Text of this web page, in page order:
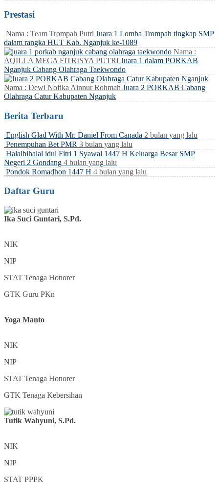
Prestasi
Nama : Team Trompah Putri Juara 1 Lomba Trompah tingkap SMP
dalam rangka HUT Kab. Nganjuk ke-1089
Nama :
AQILLA MECA FITRISYA PUTRI Juara 1 dalam PORKAB
Nganjuk Cabang Olahraga Taekwondo
Nama : Dewi Nofika Ainnur Rohmah Juara 2 PORKAB Cabang
Olahraga Catur Kabupaten Nganjuk
Berita Terbaru
English Glad With Mr. Daniel From Canada 2 bulan yang lalu
Penempuhan Bet PMR 3 bulan yang lalu
Halalbihalal idul Fitri 1 Syawal 1447 H Keluarga Besar SMP
Negeri 2 Gondang 4 bulan yang lalu
Pondok Romadhon 1447 H 4 bulan yang lalu
Daftar Guru
Ika Suci Guntari, S.Pd.
NIK
NIP
STAT Tenaga Honorer
GTK Guru PKn
Yoga Manto
NIK
NIP
STAT Tenaga Honorer
GTK Tenaga Kebersihan
Tutik Wahyuni, S.Pd.
NIK
NIP
STAT PPPK